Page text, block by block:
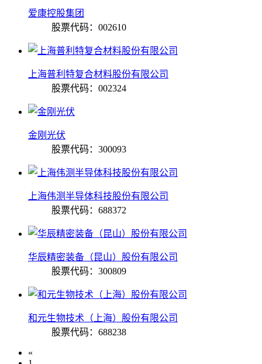
爱康控股集团
股票代码：002610
上海普利特复合材料股份有限公司
股票代码：002324
金刚光伏
股票代码：300093
上海伟测半导体科技股份有限公司
股票代码：688372
华辰精密装备（昆山）股份有限公司
股票代码：300809
和元生物技术（上海）股份有限公司
股票代码：688238
«